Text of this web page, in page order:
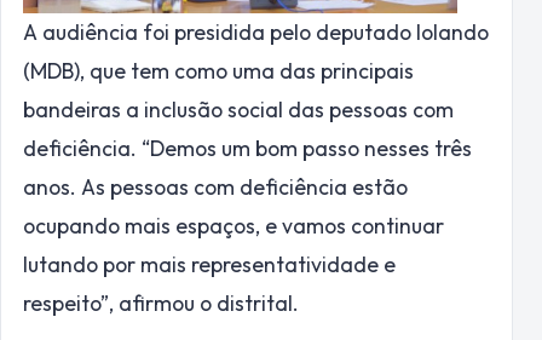
A audiência foi presidida pelo deputado Iolando
(MDB), que tem como uma das principais
bandeiras a inclusão social das pessoas com
deficiência. “Demos um bom passo nesses três
anos. As pessoas com deficiência estão
ocupando mais espaços, e vamos continuar
lutando por mais representatividade e
respeito”, afirmou o distrital.